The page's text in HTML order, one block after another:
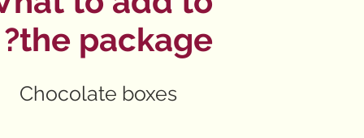
the package?
Chocolate boxes